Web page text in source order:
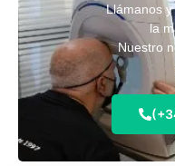
Llámanos
la
Nuestro